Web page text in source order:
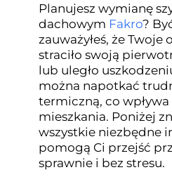
Planujesz wymianę
dachowym Fakro?
zauważyłeś, że Twoje
straciło swoją
lub uległo
można napotkać
termiczną, co
mieszkania. Poniżej
wszystkie niezbędne
pomogą Ci przejść
sprawnie i bez stresu.